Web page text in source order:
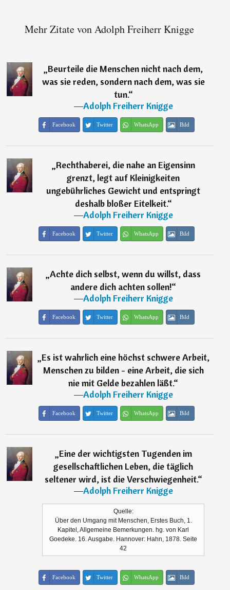
Mehr Zitate von Adolph Freiherr Knigge
„Beurteile die Menschen nicht nach dem,
was sie reden, sondern nach dem, was sie
tun.“
―Adolph Freiherr Knigge
Facebook Twitter WhatsApp Bild
„Rechthaberei, die nahe an Eigensinn
grenzt, legt auf Kleinigkeiten
ungebührliches Gewicht und entspringt
deshalb bloßer Eitelkeit.“
―Adolph Freiherr Knigge
Facebook Twitter WhatsApp Bild
„Achte dich selbst, wenn du willst, dass
andere dich achten sollen!“
―Adolph Freiherr Knigge
Facebook Twitter WhatsApp Bild
„Es ist wahrlich eine höchst schwere Arbeit,
Menschen zu bilden - eine Arbeit, die sich
nie mit Gelde bezahlen läßt.“
―Adolph Freiherr Knigge
Facebook Twitter WhatsApp Bild
„Eine der wichtigsten Tugenden im
gesellschaftlichen Leben, die täglich
seltener wird, ist die Verschwiegenheit.“
―Adolph Freiherr Knigge
Quelle:
Über den Umgang mit Menschen, Erstes Buch, 1.
Kapitel, Allgemeine Bemerkungen. hg. von Karl
Goedeke. 16. Ausgabe. Hannover: Hahn, 1878. Seite
42
Facebook Twitter WhatsApp Bild